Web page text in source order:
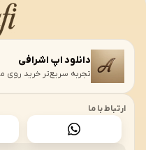
دانلود اپ اشرافی
تجربه سریع‌تر خرید روی موبایل
با ما